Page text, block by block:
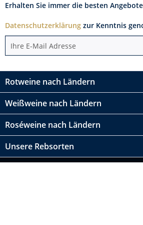
Erhalten Sie immer die besten
Datenschutzerklärung zur Kenntnis
Rotweine nach Ländern
Weißweine nach Ländern
Roséweine nach Ländern
Unsere Rebsorten